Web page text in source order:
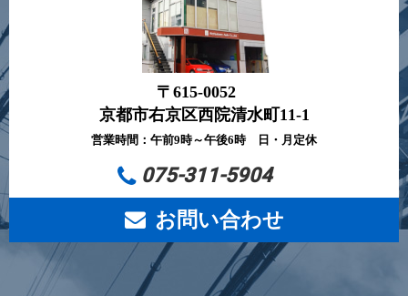
〒615-0052
京都市右京区西院清水町11-1
営業時間：午前9時～午後6時 日・月定休
075-311-5904
お問い合わせ